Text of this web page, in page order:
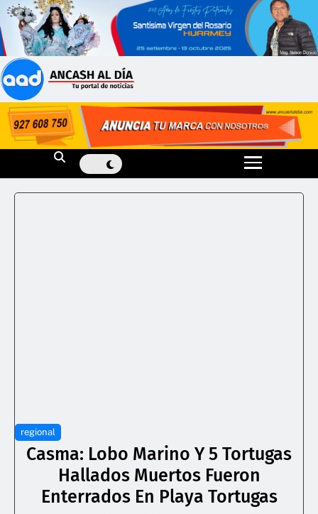
regional
Casma: Lobo Marino Y 5 Tortugas
Hallados Muertos Fueron
Enterrados En Playa Tortugas